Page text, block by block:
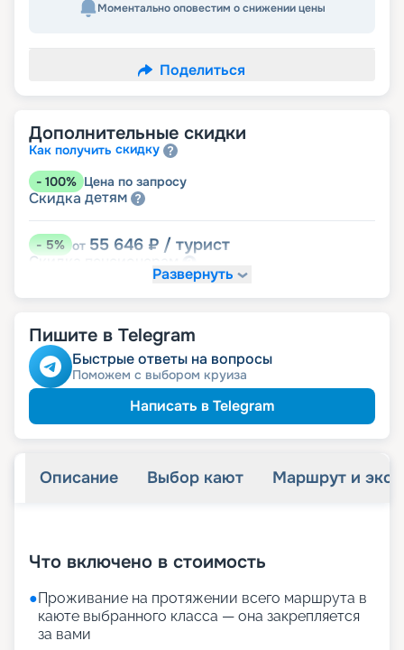
Моментально оповестим о снижении цены
Поделиться
Дополнительные скидки
Как получить скидку
- 100% Цена по запросу
Скидка детям
-5% от 55 646 ₽ / турист
Скидка
Развернуть
Пишите в Telegram
Быстрые ответы на вопросы
Поможем с выбором круиза
Написать в Telegram
Описание Выбор кают Маршрут и
Что включено в стоимость
●Проживание на протяжении всего маршрута в
каюте выбранного класса — она закрепляется
за вами